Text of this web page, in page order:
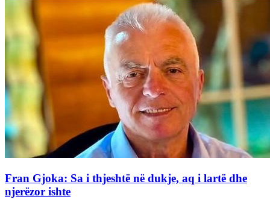
Fran Gjoka: Sa i thjeshtë në dukje, aq i lartë dhe
njerëzor ishte